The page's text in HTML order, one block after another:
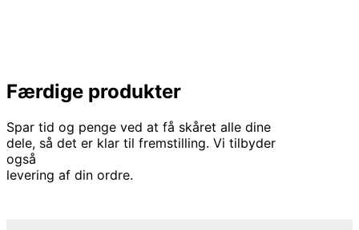
Færdige produkter
Spar tid og penge ved at få skåret alle dine
dele, så det er klar til fremstilling. Vi tilbyder
også
levering af din ordre.